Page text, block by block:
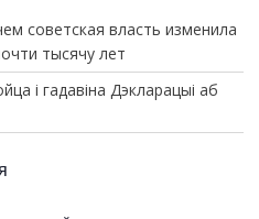
советская власть изменила
тысячу лет
і гадавіна Дэкларацыі аб